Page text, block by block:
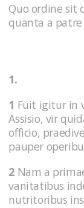
Quo ordine sit
quanta a
1.
1 Fuit igitur in
Assisio, vir
officio,
pauper
2 Nam a
vanitatibus
nutritoribus